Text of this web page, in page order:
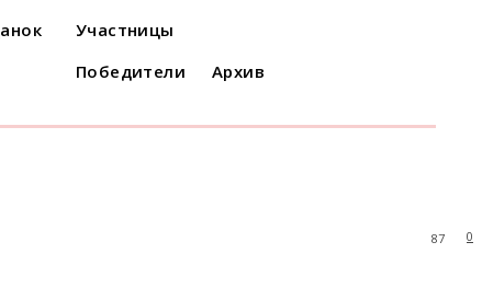
Участницы
Победители
Архив
0
87